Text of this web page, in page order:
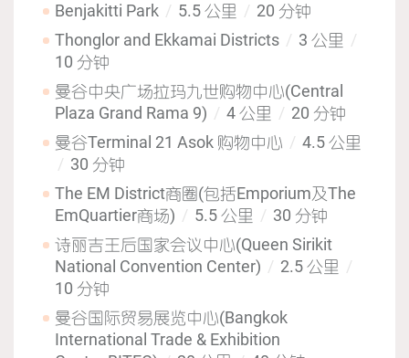
Benjakitti Park
5.5 公里
20 分钟
Thonglor and Ekkamai Districts
3 公里
10 分钟
曼谷中央广场拉玛九世购物中心(Central
Plaza Grand Rama 9)
4 公里
20 分钟
曼谷Terminal 21 Asok 购物中心
4.5 公里
30 分钟
The EM District商圈(包括Emporium及The
EmQuartier商场)
5.5 公里
30 分钟
诗丽吉王后国家会议中心(Queen Sirikit
National Convention Center)
2.5 公里
10 分钟
曼谷国际贸易展览中心(Bangkok
International Trade & Exhibition